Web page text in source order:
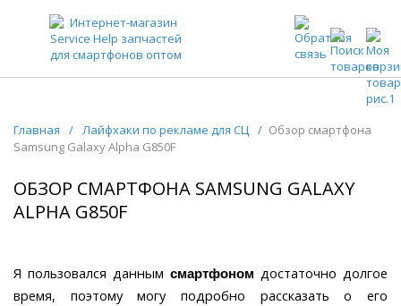
ЗАПЧАСТИ ДЛЯ ТЕЛЕФОНОВ ОПТОМ
Главная / Лайфхаки по рекламе для СЦ / Обзор смартфона
Samsung Galaxy Alpha G850F
ОБЗОР СМАРТФОНА SAMSUNG GALAXY
ALPHA G850F
Я пользовался данным смартфоном достаточно долгое
время, поэтому могу подробно рассказать о его